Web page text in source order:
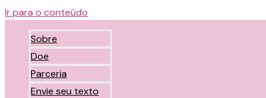
conteúdo
Ir para o conteúdo
Sobre
Doe
Parceria
Envie seu texto